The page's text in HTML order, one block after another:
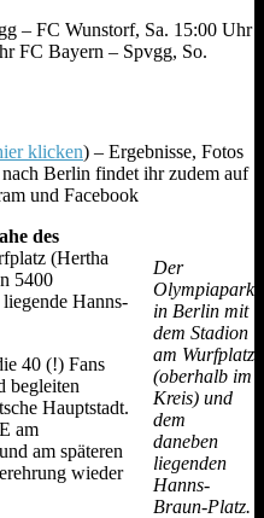
– FC Wunstorf, Sa. 15:00 Uhr
FC Bayern – Spvgg, So.
klicken) – Ergebnisse, Fotos
Berlin findet ihr zudem auf
und Facebook
Der
Olympiapark
in Berlin mit
dem Stadion
am Wurfplatz
(oberhalb im
Kreis) und
dem
daneben
liegenden
Hanns-
Braun-Platz.
des
(Hertha
5400
Hanns-
40 (!) Fans
begleiten
Hauptstadt.
am
am späteren
wieder